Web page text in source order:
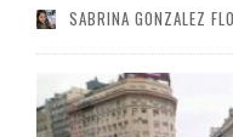
SABRINA GONZALEZ